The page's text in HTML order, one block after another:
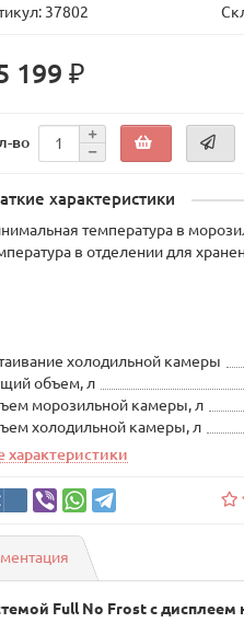
37802
199 ₽
во
характеристики
температура в
в отделении для
холодильной камеры
объем, л
морозильной камеры, л
холодильной камеры, л
характеристики
Full No Frost с дисплеем